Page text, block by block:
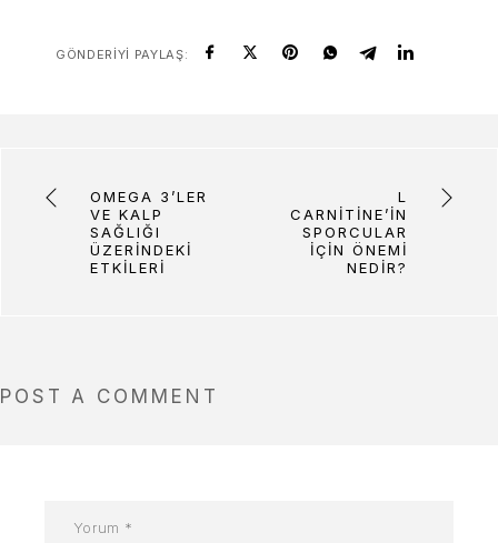
GÖNDERIYI PAYLAŞ:
OMEGA 3’LER
VE KALP
SAĞLIĞI
ÜZERINDEKI
ETKILERI
L
CARNITINE’IN
SPORCULAR
İÇIN ÖNEMI
NEDIR?
POST A COMMENT